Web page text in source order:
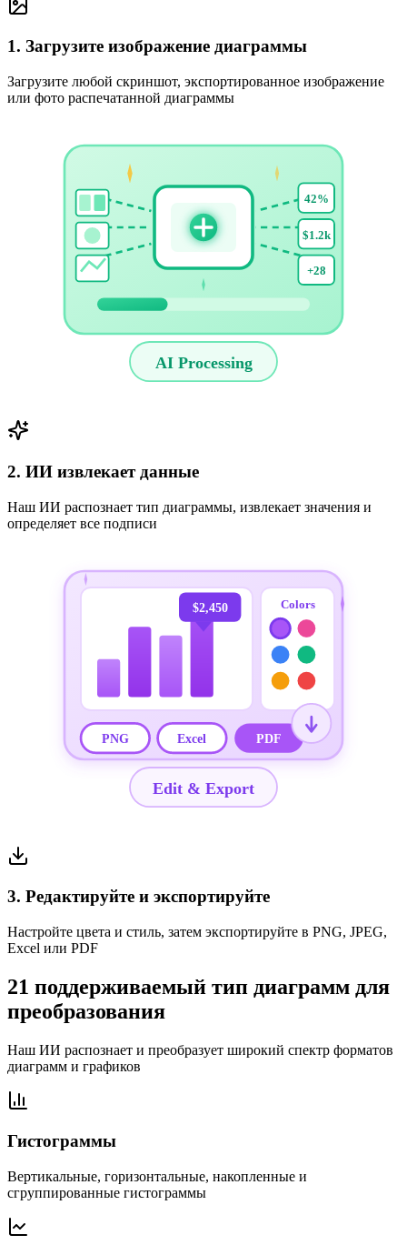
1. Загрузите изображение диаграммы
Загрузите любой скриншот, экспортированное изображение
или фото распечатанной диаграммы
42%
$1.2k
+28
AI Processing
2. ИИ извлекает данные
Наш ИИ распознает тип диаграммы, извлекает значения и
определяет все подписи
$2,450 Colors
PNG Excel PDF
Edit & Export
3. Редактируйте и экспортируйте
Настройте цвета и стиль, затем экспортируйте в PNG, JPEG,
Excel или PDF
21 поддерживаемый тип диаграмм для
преобразования
Наш ИИ распознает и преобразует широкий спектр форматов
диаграмм и графиков
Гистограммы
Вертикальные, горизонтальные, накопленные и
сгруппированные гистограммы